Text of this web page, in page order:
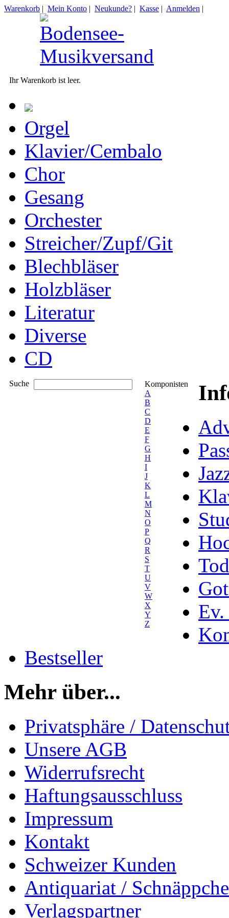
Warenkorb | Mein Konto | Neukunde? | Kasse | Anmelden |
Ihr Warenkorb ist leer.
Orgel
Klavier/Cembalo
Chor
Gesang
Orchester
Streicher/Zupf/Git
Blechbläser
Holzbläser
Literatur
Diverse
CD
Suche
Komponisten
A
B
C
D
E
F
G
H
I
J
K
L
M
N
O
P
Q
R
S
T
U
V
W
X
Y
Z
Ev.
Bestseller
Mehr über...
Privatsphäre /
Unsere AGB
Widerrufsrecht
Haftungsausschluss
Impressum
Kontakt
Schweizer Kunden
Antiquariat /
Verlagspartner